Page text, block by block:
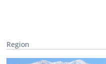
Region